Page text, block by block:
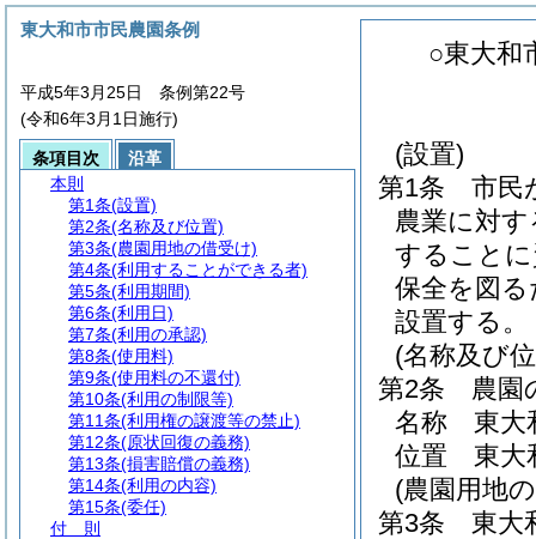
○東大和
(設置)
第1条
市民
農業に対
すること
保全を図
設置する。
(名称及び
第2条
農園
名称 東大
位置 東大
(農園用地
第3条
東大
東大和市市民農園条例
平成5年3月25日 条例第22号
(令和6年3月1日施行)
条項目次
沿革
本則
第1条(設置)
第2条(名称及び位置)
第3条(農園用地の借受け)
第4条(利用することができる者)
第5条(利用期間)
第6条(利用日)
第7条(利用の承認)
第8条(使用料)
第9条(使用料の不還付)
第10条(利用の制限等)
第11条(利用権の譲渡等の禁止)
第12条(原状回復の義務)
第13条(損害賠償の義務)
第14条(利用の内容)
第15条(委任)
付 則